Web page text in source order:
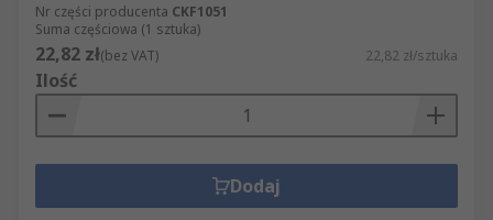
Nr części producenta CKF1051
Suma częściowa (1 sztuka)
22,82 zł(bez VAT) 22,82 zł/sztuka
Ilość
Dodaj